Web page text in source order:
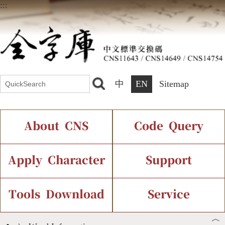
:::
中 EN Sitemap
About CNS
Introduction Current Status
Chinese Code Status
Code Query
IDS Query
Components Query
Apply Character
Application Process
Support
Font Instant Display
Tools Download Service
︿